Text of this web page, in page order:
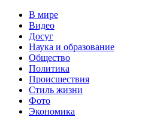
В мире
Видео
Досуг
Наука и образование
Общество
Политика
Происшествия
Стиль жизни
Фото
Экономика